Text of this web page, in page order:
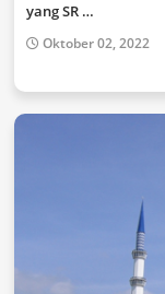
yang SR …
Oktober 02, 2022